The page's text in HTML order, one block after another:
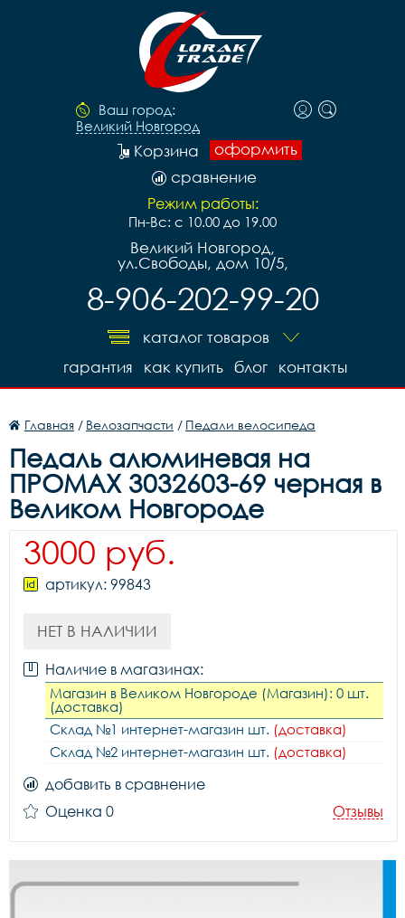
Ваш город:
Великий Новгород
оформить
Корзина
сравнение
Режим работы:
Пн-Вс: с 10.00 до 19.00
Великий Новгород,
ул.Свободы, дом 10/5,
8-906-202-99-20
каталог товаров
контакты
блог
как купить
гарантия
Главная / Велозапчасти / Педали велосипеда
Педаль алюминевая на
ПРОМАХ 3032603-69 черная в
Великом Новгороде
3000 руб.
артикул: 99843
НЕТ В НАЛИЧИИ
Наличие в магазинах:
Магазин в Великом Новгороде (Магазин): 0 шт.
(доставка)
Склад №1 интернет-магазин шт. (доставка)
Склад №2 интернет-магазин шт. (доставка)
добавить в сравнение
Оценка 0
Отзывы